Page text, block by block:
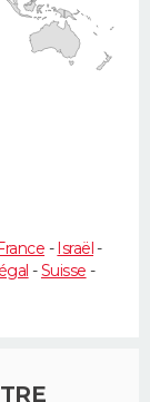
France - Israël -
-Suisse -